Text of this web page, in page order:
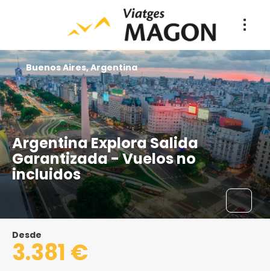
Argentina Explora Salida
Garantizada - Vuelos no
incluidos
Buenos Aires, Argentina
Desde
3.381 €